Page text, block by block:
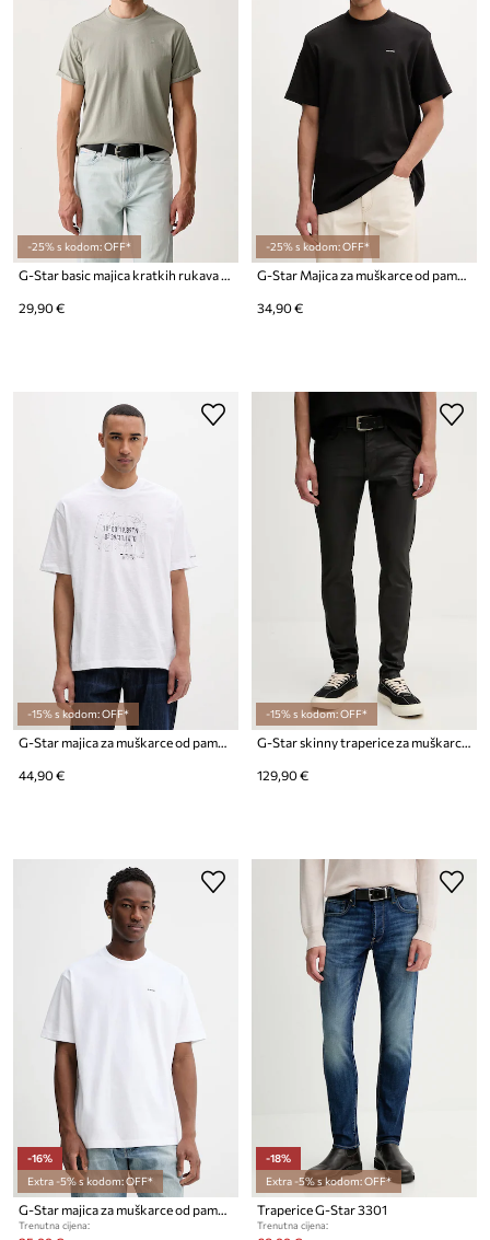
-25% s kodom: OFF*
29,90 €
-25% s kodom: OFF*
34,90 €
-15% s kodom: OFF*
G-Star majica za muškarce od pamuka Coord gr relaxed
44,90 €
-15% s kodom: OFF*
G-Star skinny traperice za muškarce
129,90 €
-16%
Extra -5% s kodom: OFF*
G-Star majica za muškarce od pamuka Relaxed base
Trenutna cijena:
-18%
Extra -5% s kodom: OFF*
Traperice G-Star 3301
Trenutna cijena: